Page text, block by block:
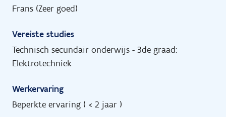
Frans (Zeer goed)
Vereiste studies
Technisch secundair onderwijs - 3de graad:
Elektrotechniek
Werkervaring
Beperkte ervaring ( < 2 jaar )